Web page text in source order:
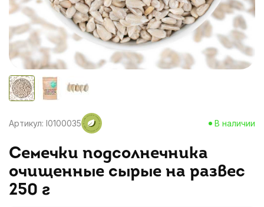
Артикул: I0100035 В наличии
Семечки подсолнечника
очищенные сырые на развес
250 г